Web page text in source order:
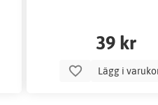
39 kr
Lägg i